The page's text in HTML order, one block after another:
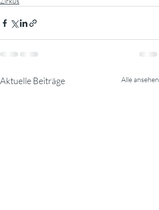
Aktuelle Beiträge Alle ansehen